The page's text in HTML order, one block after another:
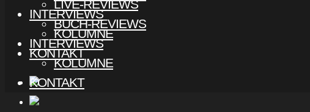
INTERVIEWS
KOLUMNE
KONTAKT
LIVE-REVIEWS
BUCH-REVIEWS
INTERVIEWS
KOLUMNE
KONTAKT